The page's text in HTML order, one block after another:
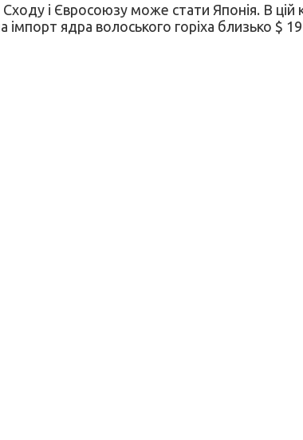
і Євросоюзу може стати Японія. В цій
ядра волоського горіха близько $